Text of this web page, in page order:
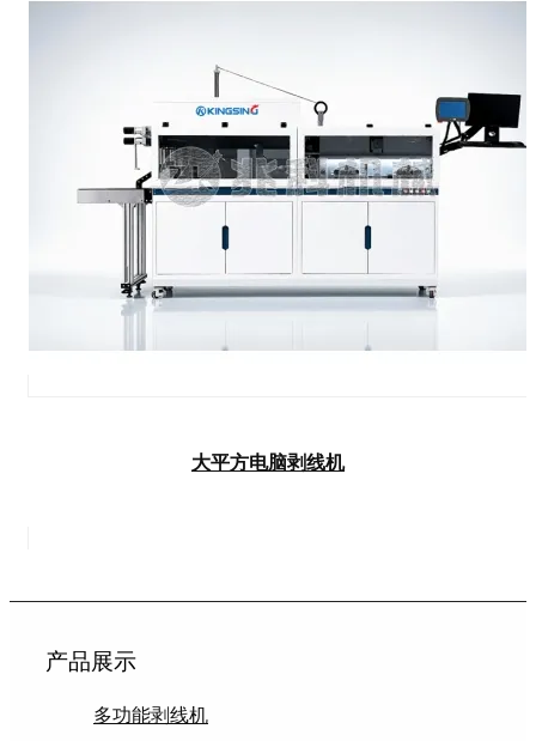
大平方电脑剥线机
产品展示
多功能剥线机